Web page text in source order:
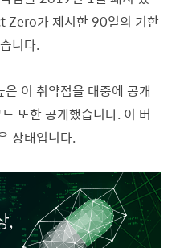
Zero가 제시한 90일의 기한
니다.
이 취약점을 대중에 공개
또한 공개했습니다. 이 버
상태입니다.